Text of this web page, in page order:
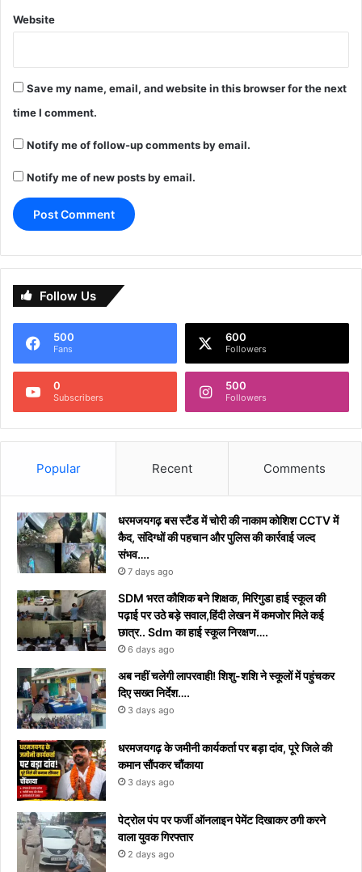
Website
Save my name, email, and website in this browser for the next
time I comment.
Notify me of follow-up comments by email.
Notify me of new posts by email.
Follow Us
500
Fans
600
Followers
0
Subscribers
500
Followers
Popular Recent Comments
धरमजयगढ़ बस स्टैंड में चोरी की नाकाम कोशिश CCTV में
कैद, संदिग्धों की पहचान और पुलिस की कार्रवाई जल्द
संभव….
7 days ago
​SDM भरत कौशिक बने शिक्षक, मिरिगुडा हाई स्कूल की
पढ़ाई पर उठे बड़े सवाल,हिंदी लेखन में कमजोर मिले कई
छात्र.. Sdm का हाई स्कूल निरक्षण….
6 days ago
अब नहीं चलेगी लापरवाही! शिशु-शशि ने स्कूलों में पहुंचकर
दिए सख्त निर्देश….
3 days ago
धरमजयगढ़ के जमीनी कार्यकर्ता पर बड़ा दांव, पूरे जिले की
कमान सौंपकर चौंकाया
3 days ago
पेट्रोल पंप पर फर्जी ऑनलाइन पेमेंट दिखाकर ठगी करने
वाला युवक गिरफ्तार
2 days ago